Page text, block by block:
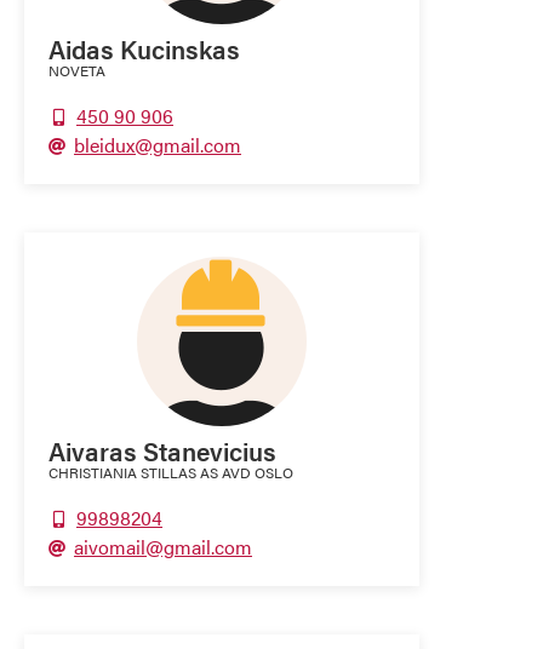
Aidas Kucinskas
NOVETA
 450 90 906
 bleidux@gmail.com
Aivaras Stanevicius
CHRISTIANIA STILLAS AS AVD OSLO
 99898204
 aivomail@gmail.com